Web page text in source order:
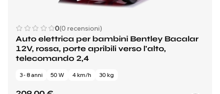
0(0 recensioni)
Auto elettrica per bambini Bentley Bacalar
12V, rossa, porte apribili verso l'alto,
telecomando 2,4
3 - 8 anni 50 W 4 km/h 30 kg